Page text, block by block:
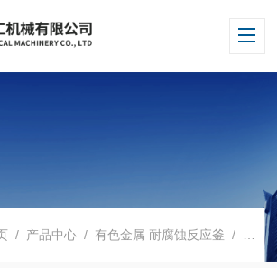
/ 产品中心 /有色金属 耐腐蚀反应釜 / 哈氏